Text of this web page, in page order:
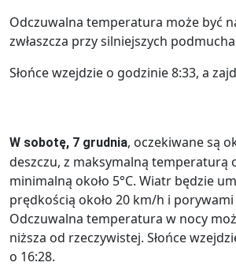
Odczuwalna temperatura może być
zwłaszcza przy silniejszych
Słońce wzejdzie o godzinie 8:33, a
W sobotę, 7 grudnia, oczekiwane są
deszczu, z maksymalną temperaturą
minimalną około 5°C. Wiatr będzie
prędkością około 20 km/h i
Odczuwalna temperatura w nocy
niższa od rzeczywistej. Słońce
o 16:28.